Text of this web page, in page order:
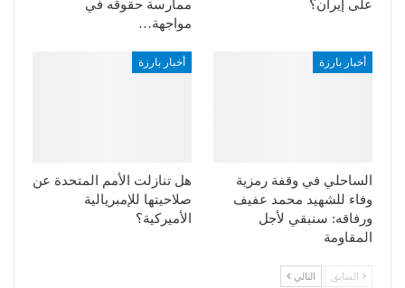
على إيران؟
ممارسة حقوقه في
مواجهة…
أخبار بارزة
الساحلي في وقفة رمزية
وفاء للشهيد محمد عفيف
ورفاقه: سنبقي لأجل
المقاومة
أخبار بارزة
هل تنازلت الأمم المتحدة عن
صلاحيتها للإمبريالية
الأميركية؟
السابق التالي